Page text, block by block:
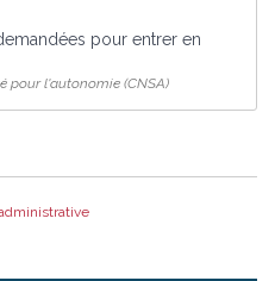
pour entrer en
pour l'autonomie (CNSA)